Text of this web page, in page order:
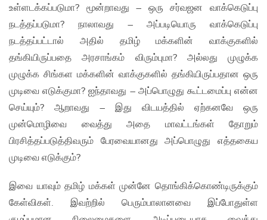
உள்ளடக்கப்படுமா? மூன்றாவது – ஒரு சர்வஜன வாக்கெடுப்பு
நடத்தப்படுமா? நாலாவது – அப்படியொரு வாக்கெடுப்பு
நடத்தப்பட்டால் அதில் தமிழ் மக்களின் வாக்குகளில்
தங்கியிருப்பதை அரசாங்கம் விரும்புமா? அல்லது முழுக்க
முழுக்க சிங்கள மக்களின் வாக்குகளில் தங்கியிருப்பதான ஒரு
முடிவை எடுக்குமா? ஐந்தாவது – அப்பொழுது கூட்டமைப்பு என்ன
செய்யும்? ஆறாவது – இது விடயத்தில் ஏற்கனவே ஒரு
முன்மொழிவை வைத்து அதை மாவட்டங்கள் தோறும்
பிரசித்தப்படுத்திவரும் பேரவையானது அப்பொழுது எத்தகைய
முடிவை எடுக்கும்?
இவை யாவும் தமிழ் மக்கள் முன்னே தொங்கிக்கொண்டிருக்கும்
கேள்விகள். இவற்றில் பெரும்பாலானவை இப்போதுள்ள